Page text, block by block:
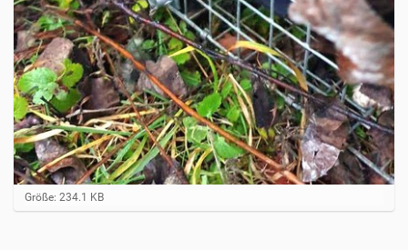
Z
e
Größe: 234.1 KB